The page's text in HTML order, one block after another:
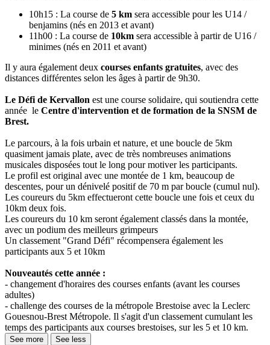
10h15 : La course de 5 km sera accessible pour les U14 /
benjamins (nés en 2013 et avant)
11h00 : La course de 10km sera accessible à partir de U16 /
minimes (nés en 2011 et avant)
Il y aura également deux courses enfants gratuites, avec des
distances différentes selon les âges à partir de 9h30.
Le Défi de Kervallon est une course solidaire, qui soutiendra cette
année le Centre d'intervention et de formation de la SNSM de
Brest.
Le parcours, à la fois urbain et nature, et une boucle de 5km
quasiment jamais plate, avec de très nombreuses animations
musicales disposées tout le long pour motiver les participants.
Le profil est original avec une montée de 1 km, beaucoup de
descentes, pour un dénivelé positif de 70 m par boucle (cumul nul).
Les coureurs du 5km effectueront cette boucle une fois et ceux du
10km deux fois.
Les coureurs du 10 km seront également classés dans la montée,
avec un podium des meilleurs grimpeurs
Un classement "Grand Défi" récompensera également les
participants aux 5 et 10km
Nouveautés cette année :
- changement d'horaires des courses enfants (avant les courses
adultes)
- challenge des courses de la métropole Brestoise avec la Leclerc
Gouesnou-Brest Métropole. Il s'agit d'un classement cumulant les
temps des participants aux courses brestoises, sur les 5 et 10 km.
See more See less